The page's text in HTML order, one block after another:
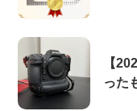
【
った